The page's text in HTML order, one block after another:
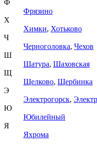
Ф
Фрязино
Х
Химки, Хотьково
Ч
Черноголовка, Чехов
Ш
Шатура, Шаховская
Щ
Щелково, Щербинка
Э
Электрогорск,
Ю
Юбилейный
Я
Яхрома